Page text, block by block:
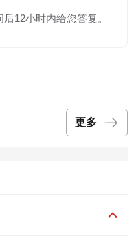
12小时内给您答复。
更多